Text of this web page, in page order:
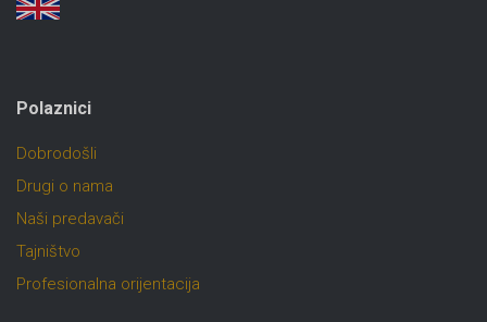
Polaznici
Dobrodošli
Drugi o nama
Naši predavači
Tajništvo
Profesionalna orijentacija